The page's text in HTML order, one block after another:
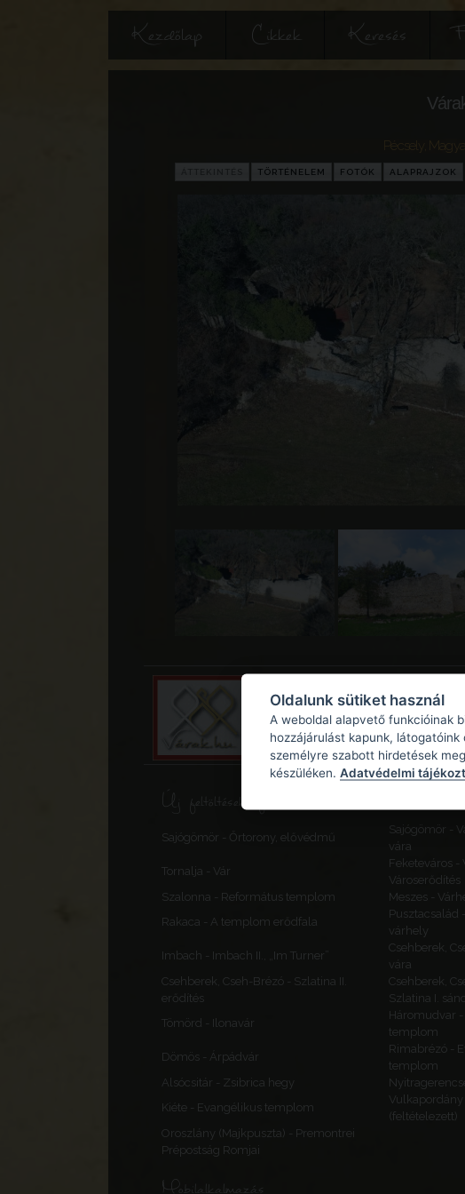
Kezdőlap Cikkek Keresés
Pécsely
TÖRTÉNELEM FOTÓK ALAPRAJZOK
Új feltöltések, frissítések
Sajógömör - Őrtorony, elővédmű
Sajógömör -
vára
Tornalja - Vár
Feketeváros -
Városerődítés
Szalonna - Református templom
Meszes -
Rakaca - A templom erődfala
Pusztacsalád
várhely
Imbach - Imbach II., „Im Turner”
Csehberek,
vára
Csehberek, Cseh-Brézó - Szlatina II.
erődítés
Csehberek,
Szlatina I.
Tömörd - Ilonavár
Háromudvar
templom
Dömös - Árpádvár
Rimabrézó -
templom
Alsócsitár - Zsibrica hegy
Kiéte - Evangélikus templom
(feltételezett)
Oroszlány (Majkpuszta) - Premontrei
Prépostság Romjai
Mobilalkalmazás
Oldalunk sütiket használ
A weboldal alapvető funkcióinak
hozzájárulást kapunk,
személyre szabott hirdetések
készüléken. Adatvédelmi